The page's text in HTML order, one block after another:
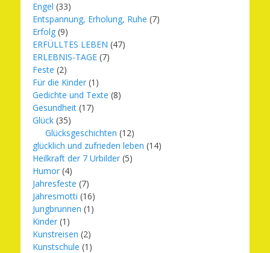
Engel (33)
Entspannung, Erholung, Ruhe (7)
Erfolg (9)
ERFÜLLTES LEBEN (47)
ERLEBNIS-TAGE (7)
Feste (2)
Für die Kinder (1)
Gedichte und Texte (8)
Gesundheit (17)
Glück (35)
Glücksgeschichten (12)
glücklich und zufrieden leben (14)
Heilkraft der 7 Urbilder (5)
Humor (4)
Jahresfeste (7)
Jahresmotti (16)
Jungbrunnen (1)
Kinder (1)
Kunstreisen (2)
Kunstschule (1)